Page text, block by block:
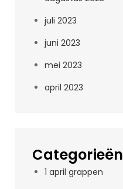
juli 2023
juni 2023
mei 2023
april 2023
Categorieën
1 april grappen